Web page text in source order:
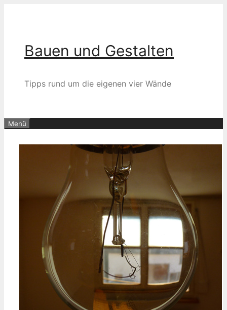
Bauen und Gestalten
Tipps rund um die eigenen vier Wände
Menü